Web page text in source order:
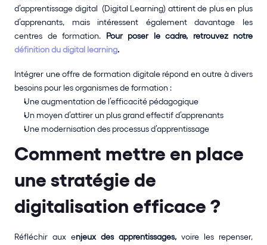
d’apprentissage digital  (Digital Learning) attirent de plus en plus
d’apprenants, mais intéressent également davantage les
centres de formation.
définition du digital learning.
Intégrer une offre de formation digitale répond en outre à divers
besoins pour les organismes de formation :
Une augmentation de l’efficacité pédagogique
Un moyen d’attirer un plus grand effectif d’apprenants
Une modernisation des processus d’apprentissage
Comment mettre en place
une stratégie de
digitalisation efficace ?
Réfléchir aux enjeux des apprentissages, voire les repenser,